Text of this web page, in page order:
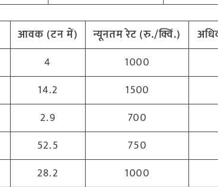
आवक (टनमें) न्यूनतमरेट (रु./क्विं.)
4 1000
14.2 1500
2.9 700
52.5 750
28.2 1000